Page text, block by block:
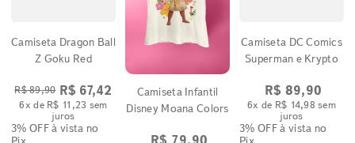
Camiseta Dragon Ball
Z Goku Red
R$ 89,90 R$ 67,42
6x de R$ 11 ,23 sem
juros
3% OFFà vista no
Camiseta Infantil
Disney Moana Colors
Camiseta DC Comics
Superman e Krypto
R$ 89,90
6x de R$ 14,98 sem
juros
3% OFFà vista no